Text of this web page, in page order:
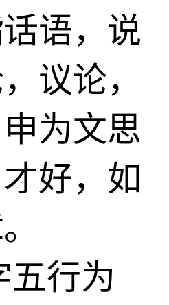
语，说
议论，
为文思
好，如
五行为